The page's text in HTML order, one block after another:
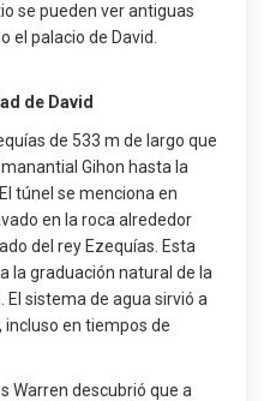
se pueden ver antiguas
el palacio de David.
de David
de 533 m de largo que
Gihon hasta la
túnel se menciona en
en la roca alrededor
del rey Ezequías. Esta
la graduación natural de la
sistema de agua sirvió a
en tiempos de
Warren descubrió que a